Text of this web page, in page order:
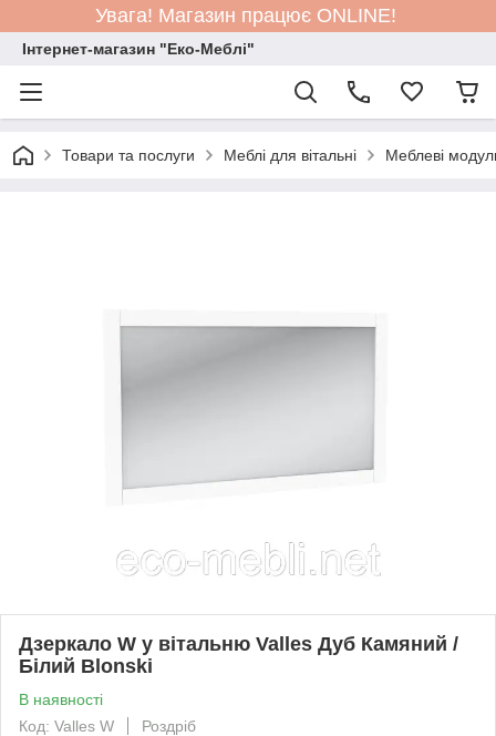
Увага! Магазин працює ONLINE!
Інтернет-магазин "Еко-Меблі"
Товари та послуги Меблі для вітальні Меблеві
Дзеркало W у вітальню Valles Дуб Камяний /
Білий Blonski
В наявності
Код: Valles W
Роздріб